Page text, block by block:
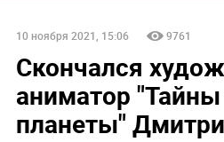
10 ноября 2021, 15:06 9761
Скончался
аниматор "Тайны
планеты"